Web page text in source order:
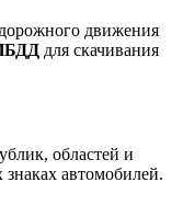
движения
для скачивания
областей и
автомобилей.